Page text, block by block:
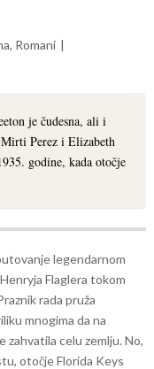
, Romani
je čudesna, ali i
Perez i Elizabeth
godine, kada otočje
legendarnom
Flaglera tokom
rada pruža
mnogima da na
celu zemlju. No,
otočje Florida Keys